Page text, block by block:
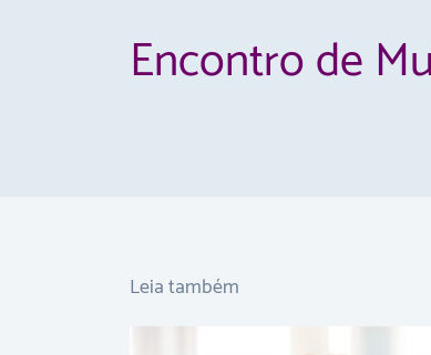
Encontro de
Leia também